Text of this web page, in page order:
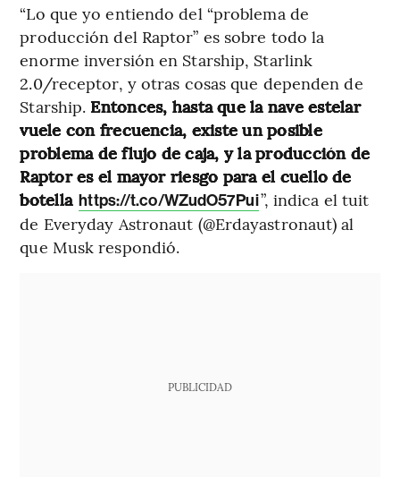
“Lo que yo entiendo del “problema de
producción del Raptor” es sobre todo la
enorme inversión en Starship, Starlink
2.0/receptor, y otras cosas que dependen de
Starship. Entonces, hasta que la nave estelar
vuele con frecuencia, existe un posible
problema de flujo de caja, y la producción de
Raptor es el mayor riesgo para el cuello de
botella https://t.co/WZudO57Pui”, indica el tuit
de Everyday Astronaut (@Erdayastronaut) al
que Musk respondió.
PUBLICIDAD